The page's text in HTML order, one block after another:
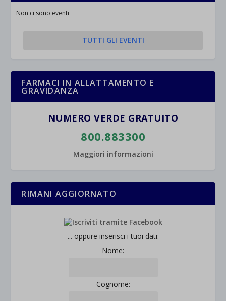
Non ci sono eventi
TUTTI GLI EVENTI
FARMACI IN ALLATTAMENTO E
GRAVIDANZA
NUMERO VERDE GRATUITO
800.883300
Maggiori informazioni
RIMANI AGGIORNATO
... oppure inserisci i tuoi dati:
Nome:
Cognome: